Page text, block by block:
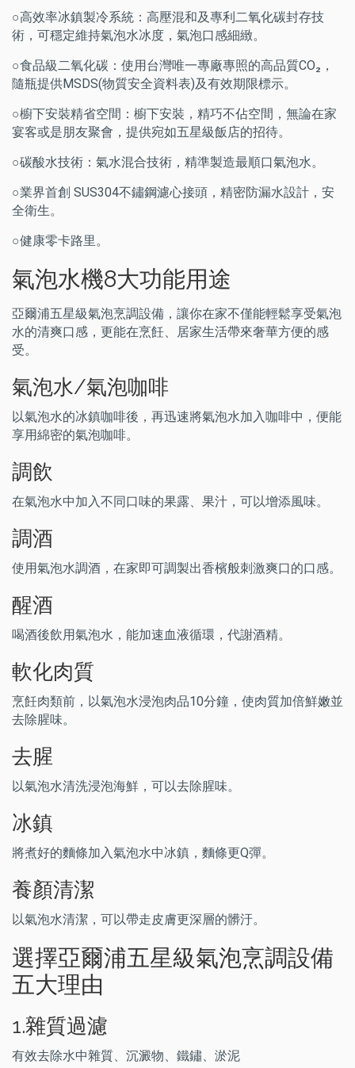
○高效率冰鎮製冷系統：高壓混和及專利二氧化碳封存技
術，可穩定維持氣泡水冰度，氣泡口感細緻。
○食品級二氧化碳：使用台灣唯一專廠專照的高品質CO₂ ，
隨瓶提供MSDS(物質安全資料表)及有效期限標示。
○櫥下安裝精省空間：櫥下安裝，精巧不佔空間，無論在家
宴客或是朋友聚會，提供宛如五星級飯店的招待。
○碳酸水技術：氣水混合技術，精準製造最順口氣泡水。
○業界首創 SUS304不鏽鋼濾心接頭，精密防漏水設計，安
全衛生。
○健康零卡路里。
氣泡水機8大功能用途
亞爾浦五星級氣泡烹調設備，讓你在家不僅能輕鬆享受氣泡
水的清爽口感，更能在烹飪、居家生活帶來奢華方便的感
受。
氣泡水/氣泡咖啡
以氣泡水的冰鎮咖啡後，再迅速將氣泡水加入咖啡中，便能
享用綿密的氣泡咖啡。
調飲
在氣泡水中加入不同口味的果露、果汁，可以增添風味。
調酒
使用氣泡水調酒，在家即可調製出香檳般刺激爽口的口感。
醒酒
喝酒後飲用氣泡水，能加速血液循環，代謝酒精。
軟化肉質
烹飪肉類前，以氣泡水浸泡肉品10分鐘，使肉質加倍鮮嫩並
去除腥味。
去腥
以氣泡水清洗浸泡海鮮，可以去除腥味。
冰鎮
將煮好的麵條加入氣泡水中冰鎮，麵條更Q彈。
養顏清潔
以氣泡水清潔，可以帶走皮膚更深層的髒汙。
選擇亞爾浦五星級氣泡烹調設備
五大理由
1.雜質過濾
有效去除水中雜質、沉澱物、鐵鏽、淤泥